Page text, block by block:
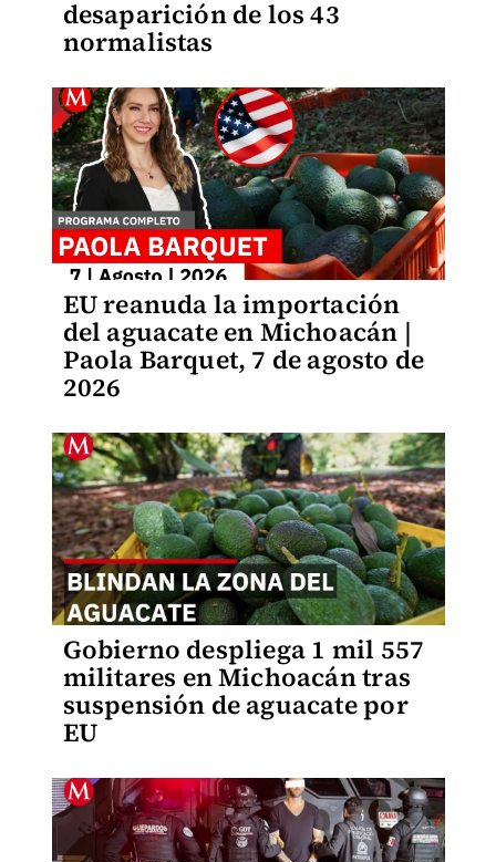
desaparición de los 43
normalistas
EU reanuda la importación
del aguacate en Michoacán |
Paola Barquet, 7 de agosto de
2026
Gobierno despliega 1 mil 557
militares en Michoacán tras
suspensión de aguacate por
EU